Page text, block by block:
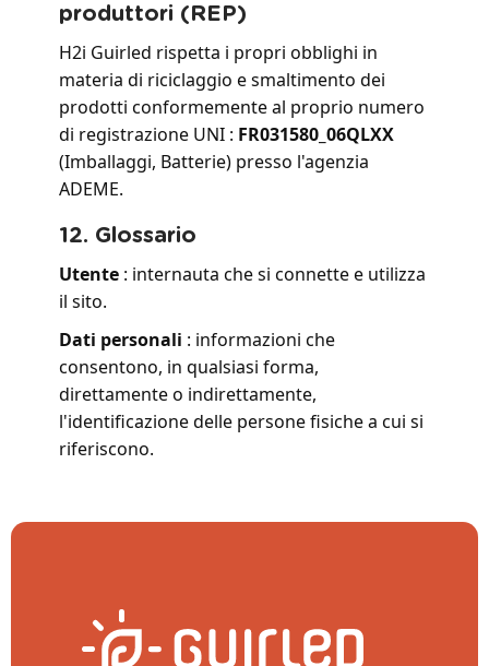
produttori (REP)
H2i Guirled rispetta i propri obblighi in
materia di riciclaggio e smaltimento dei
prodotti conformemente al proprio numero
di registrazione UNI : FR031580_06QLXX
(Imballaggi, Batterie) presso l'agenzia
ADEME.
12. Glossario
Utente : internauta che si connette e utilizza
il sito.
Dati personali : informazioni che
consentono, in qualsiasi forma,
direttamente o indirettamente,
l'identificazione delle persone fisiche a cui si
riferiscono.